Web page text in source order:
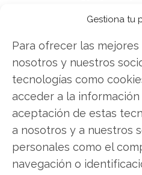
Gestiona tu
Para ofrecer las mejores
nosotros y nuestros
tecnologías como
acceder a la
aceptación de estas
a nosotros y a nuestros
personales como el
navegación o
Uranium Energy
Compartir este